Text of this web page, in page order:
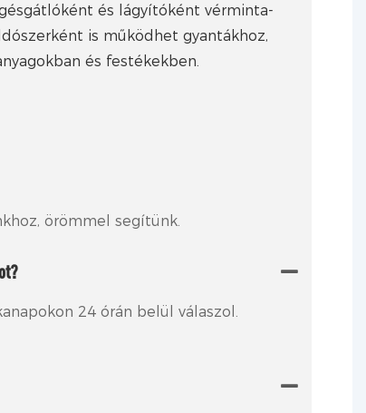
és lágyítóként vérminta-
is működhet gyantákhoz,
és festékekben.
örömmel segítünk.
24 órán belül válaszol.